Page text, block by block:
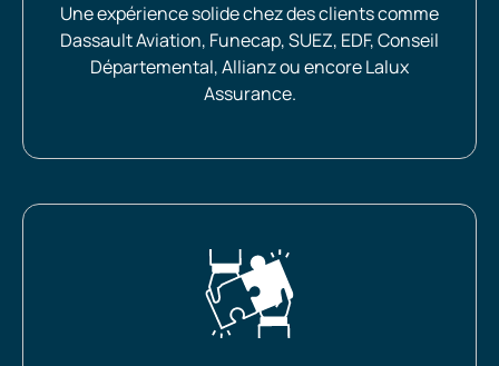
Une expérience solide chez des clients comme
Dassault Aviation, Funecap, SUEZ, EDF, Conseil
Départemental, Allianz ou encore Lalux
Assurance.